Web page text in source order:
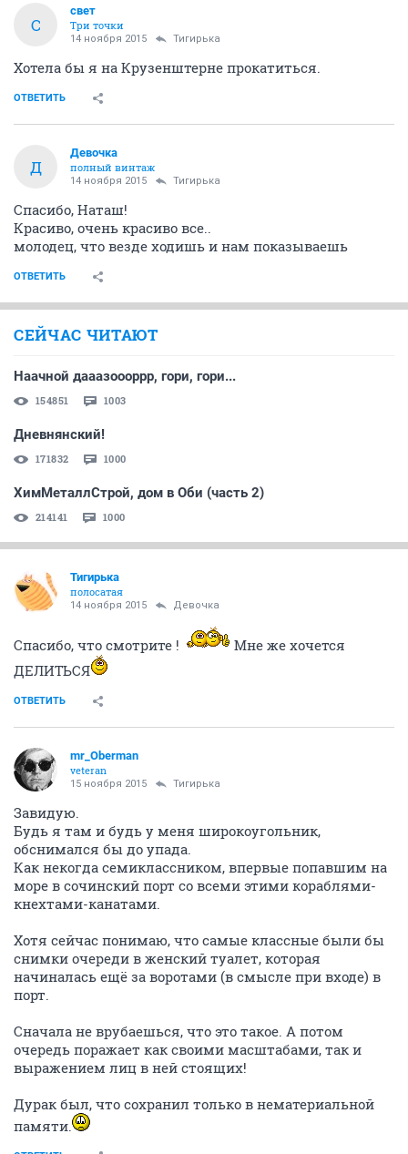
С
свет
Три точки
14 ноября 2015 Тигирька
Хотела бы я на Крузенштерне прокатиться.
ОТВЕТИТЬ
Д
Девочка
полный винтаж
14 ноября 2015 Тигирька
Спасибо, Наташ!
Красиво, очень красиво все..
молодец, что везде ходишь и нам показываешь
ОТВЕТИТЬ
СЕЙЧАС ЧИТАЮТ
Наачной дааазоооррр, гори, гори...
154851 1003
Дневнянский!
171832 1000
ХимМеталлСтрой, дом в Оби (часть 2)
214141 1000
Тигирька
полосатая
14 ноября 2015 Девочка
Спасибо, что смотрите !
Мне же хочется
ДЕЛИТЬСЯ
ОТВЕТИТЬ
mr_Oberman
veteran
15 ноября 2015 Тигирька
Завидую.
Будь я там и будь у меня широкоугольник,
обснимался бы до упада.
Как некогда семиклассником, впервые попавшим на
море в сочинский порт со всеми этими кораблями-
кнехтами-канатами.
Хотя сейчас понимаю, что самые классные были бы
снимки очереди в женский туалет, которая
начиналась ещё за воротами (в смысле при входе) в
порт.
Сначала не врубаешься, что это такое. А потом
очередь поражает как своими масштабами, так и
выражением лиц в ней стоящих!
Дурак был, что сохранил только в нематериальной
памяти.